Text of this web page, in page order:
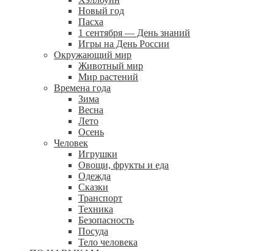
Новый год
Пасха
1 сентября — День знаний
Игры на День России
Окружающий мир
Животный мир
Мир растений
Времена года
Зима
Весна
Лето
Осень
Человек
Игрушки
Овощи, фрукты и еда
Одежда
Сказки
Транспорт
Техника
Безопасность
Посуда
Тело человека